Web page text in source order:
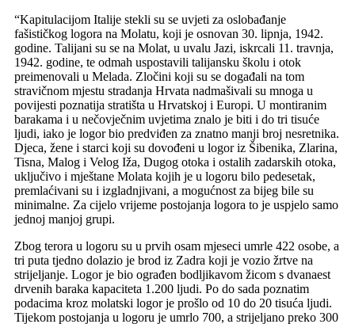
“Kapitulacijom Italije stekli su se uvjeti za oslobađanje
fašističkog logora na Molatu, koji je osnovan 30. lipnja, 1942.
godine. Talijani su se na Molat, u uvalu Jazi, iskrcali 11. travnja,
1942. godine, te odmah uspostavili talijansku školu i otok
preimenovali u Melada. Zločini koji su se događali na tom
stravičnom mjestu stradanja Hrvata nadmašivali su mnoga u
povijesti poznatija stratišta u Hrvatskoj i Europi. U montiranim
barakama i u nečovječnim uvjetima znalo je biti i do tri tisuće
ljudi, iako je logor bio predviđen za znatno manji broj nesretnika.
Djeca, žene i starci koji su dovođeni u logor iz Šibenika, Zlarina,
Tisna, Malog i Velog Iža, Dugog otoka i ostalih zadarskih otoka,
uključivo i mještane Molata kojih je u logoru bilo pedesetak,
premlaćivani su i izgladnjivani, a mogućnost za bijeg bile su
minimalne. Za cijelo vrijeme postojanja logora to je uspjelo samo
jednoj manjoj grupi.
Zbog terora u logoru su u prvih osam mjeseci umrle 422 osobe, a
tri puta tjedno dolazio je brod iz Zadra koji je vozio žrtve na
strijeljanje. Logor je bio ograđen bodljikavom žicom s dvanaest
drvenih baraka kapaciteta 1.200 ljudi. Po do sada poznatim
podacima kroz molatski logor je prošlo od 10 do 20 tisuća ljudi.
Tijekom postojanja u logoru je umrlo 700, a strijeljano preko 300